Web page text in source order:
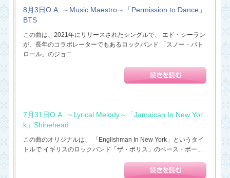
8月3日O.A. ～Music Maestro～「Permission to Dance」
BTS
この曲は、2021年にリリースされたシングルで、 エド・シーラン
が、長年のコラボレーターでもあるロックバンド 「スノー・パト
ロール」のジョニ...
7月31日O.A. ～Lyrical Melody～「Jamaican In New Yor
k」Shinehead
この曲のオリジナルは、 「Englishman In New York」というタイ
トルで イギリスのロックバンド「ザ・ポリス」のベース・ボー...